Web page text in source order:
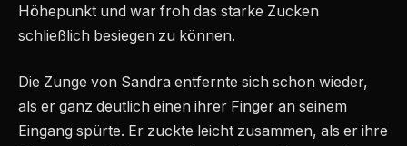
Höhepunkt und war froh das starke Zucken
schließlich besiegen zu können.
Die Zunge von Sandra entfernte sich schon wieder,
als er ganz deutlich einen ihrer Finger an seinem
Eingang spürte. Er zuckte leicht zusammen, als er ihre